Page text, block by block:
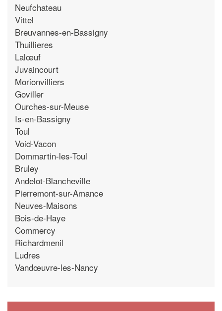
Neufchateau
Vittel
Breuvannes-en-Bassigny
Thuillieres
Lalœuf
Juvaincourt
Morionvilliers
Goviller
Ourches-sur-Meuse
Is-en-Bassigny
Toul
Void-Vacon
Dommartin-les-Toul
Bruley
Andelot-Blancheville
Pierremont-sur-Amance
Neuves-Maisons
Bois-de-Haye
Commercy
Richardmenil
Ludres
Vandœuvre-les-Nancy